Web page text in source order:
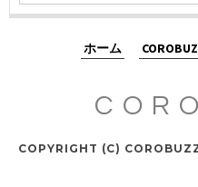
ホーム
COPYRIGHT (C)